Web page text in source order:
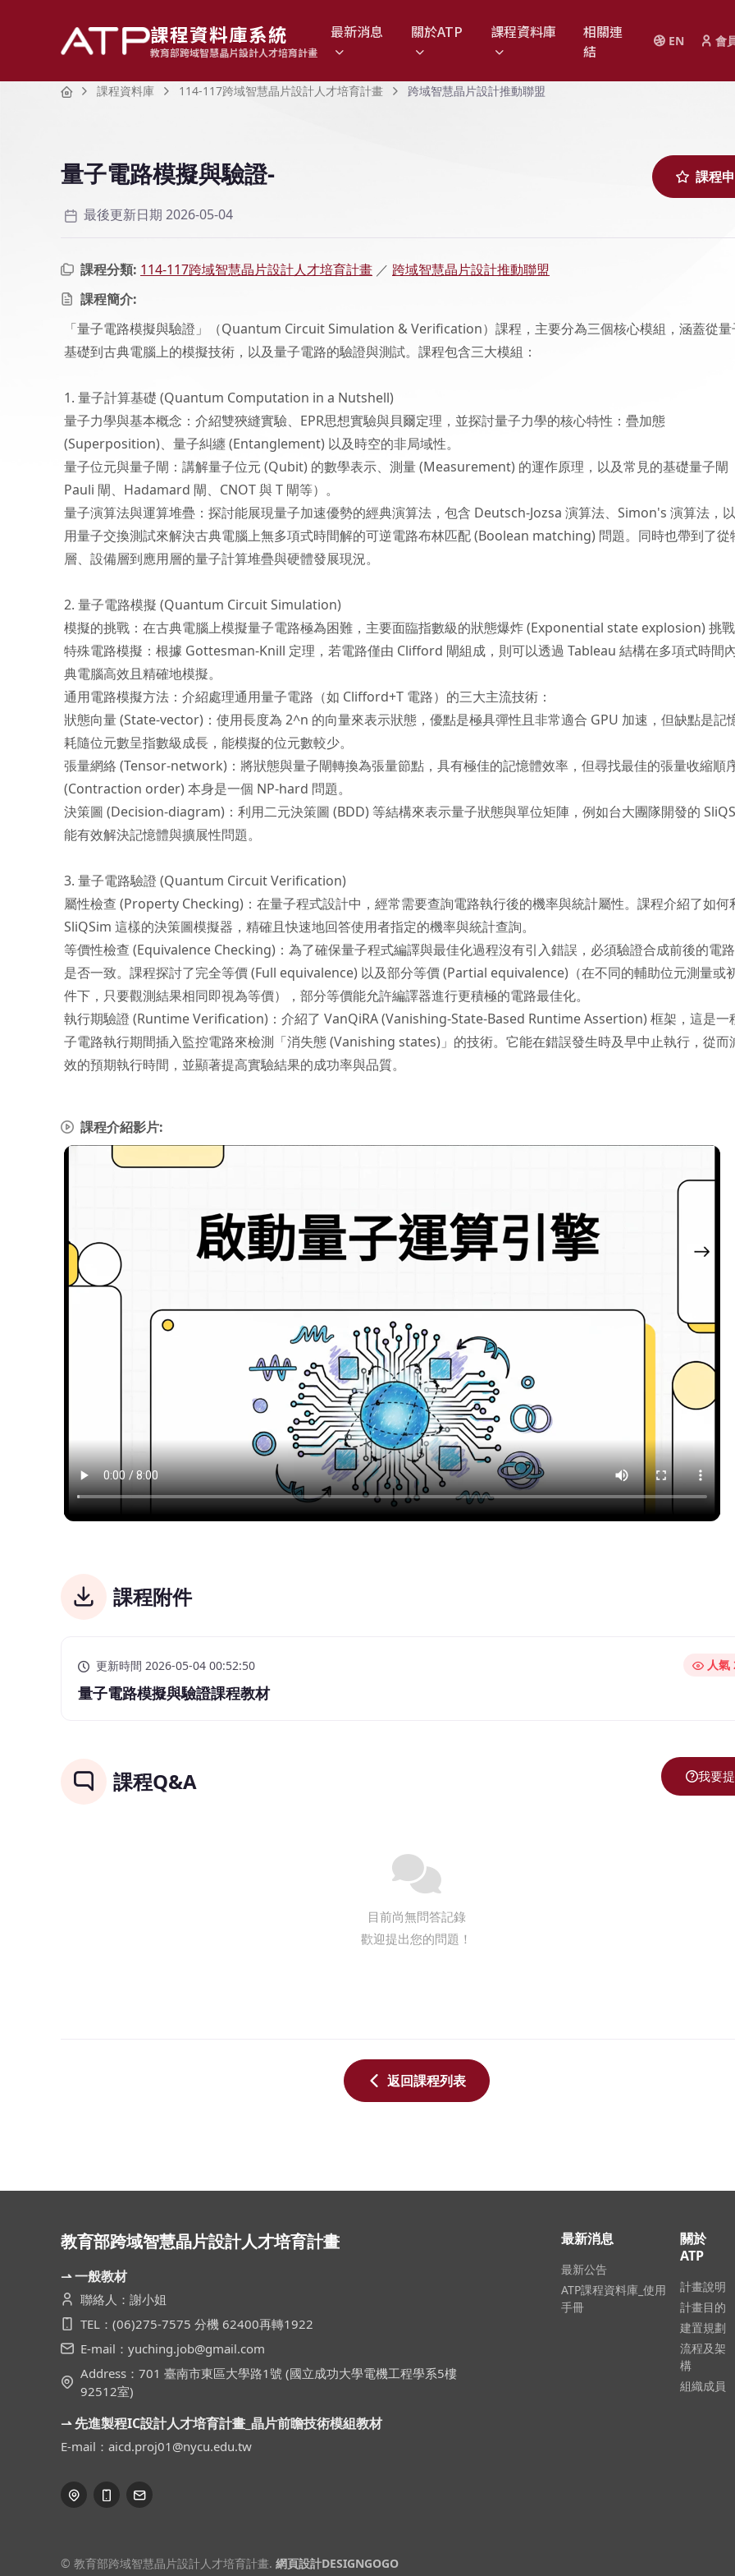
課程資料庫系統
教育部跨域智慧晶片設計人才培育計畫
EN 會
最新消息 關於ATP 課程資料庫
相關連
結
Home課程資料庫 114-117跨域智慧晶片設計人才培育計畫 跨域智慧晶片設計推動聯盟
量子電路模擬與驗證- 課程
最後更新日期 2026-05-04
課程分類: 114-117跨域智慧晶片設計人才培育計畫 ／ 跨域智慧晶片設計推動聯盟
課程簡介:
「量子電路模擬與驗證」（Quantum Circuit Simulation & Verification）課程，主要分為三個核心模組，涵蓋從量
基礎到古典電腦上的模擬技術，以及量子電路的驗證與測試。課程包含三大模組：
1. 量子計算基礎 (Quantum Computation in a Nutshell)
量子力學與基本概念：介紹雙狹縫實驗、EPR思想實驗與貝爾定理，並探討量子力學的核心特性：疊加態
(Superposition)、量子糾纏 (Entanglement) 以及時空的非局域性。
量子位元與量子閘：講解量子位元 (Qubit) 的數學表示、測量 (Measurement) 的運作原理，以及常見的基礎量子閘
Pauli 閘、Hadamard 閘、CNOT 與 T 閘等）。
量子演算法與運算堆疊：探討能展現量子加速優勢的經典演算法，包含 Deutsch-Jozsa 演算法、Simon's 演算法，
用量子交換測試來解決古典電腦上無多項式時間解的可逆電路布林匹配 (Boolean matching) 問題。同時也帶到了從
層、設備層到應用層的量子計算堆疊與硬體發展現況。
2. 量子電路模擬 (Quantum Circuit Simulation)
模擬的挑戰：在古典電腦上模擬量子電路極為困難，主要面臨指數級的狀態爆炸 (Exponential state explosion) 挑
特殊電路模擬：根據 Gottesman-Knill 定理，若電路僅由 Clifford 閘組成，則可以透過 Tableau 結構在多項式時間
典電腦高效且精確地模擬。
通用電路模擬方法：介紹處理通用量子電路（如 Clifford+T 電路）的三大主流技術：
狀態向量 (State-vector)：使用長度為 2^n 的向量來表示狀態，優點是極具彈性且非常適合 GPU 加速，但缺點是記
耗隨位元數呈指數級成長，能模擬的位元數較少。
張量網絡 (Tensor-network)：將狀態與量子閘轉換為張量節點，具有極佳的記憶體效率，但尋找最佳的張量收縮順
(Contraction order) 本身是一個 NP-hard 問題。
決策圖 (Decision-diagram)：利用二元決策圖 (BDD) 等結構來表示量子狀態與單位矩陣，例如台大團隊開發的
能有效解決記憶體與擴展性問題。
3. 量子電路驗證 (Quantum Circuit Verification)
屬性檢查 (Property Checking)：在量子程式設計中，經常需要查詢電路執行後的機率與統計屬性。課程介紹了如何
SliQSim 這樣的決策圖模擬器，精確且快速地回答使用者指定的機率與統計查詢。
等價性檢查 (Equivalence Checking)：為了確保量子程式編譯與最佳化過程沒有引入錯誤，必須驗證合成前後的電
是否一致。課程探討了完全等價 (Full equivalence) 以及部分等價 (Partial equivalence)（在不同的輔助位元測量或
件下，只要觀測結果相同即視為等價），部分等價能允許編譯器進行更積極的電路最佳化。
執行期驗證 (Runtime Verification)：介紹了 VanQiRA (Vanishing-State-Based Runtime Assertion) 框架，這是一
子電路執行期間插入監控電路來檢測「消失態 (Vanishing states)」的技術。它能在錯誤發生時及早中止執行，從而
效的預期執行時間，並顯著提高實驗結果的成功率與品質。
課程介紹影片:
課程附件
更新時間 2026-05-04 00:52:50 人氣
量子電路模擬與驗證課程教材
課程Q&A 我要
目前尚無問答記錄
歡迎提出您的問題！
返回課程列表
先進製程IC設計人才培育計畫_
晶片前瞻技術模組教材
帶隙參考電路設計
2026
洪崇智
微環形調制器
測器 光學共封
Photonics）核心元
術，內容涵蓋 高速光
教育部跨域智慧晶片設計人才培育計畫
⇀ 一般教材
聯絡人：謝小姐
TEL：(06)275-7575 分機 62400再轉1922
E-mail：yuching.job@gmail.com
Address：701 臺南市東區大學路1號 (國立成功大學電機工程學系5樓
92512室)
⇀ 先進製程IC設計人才培育計畫_晶片前瞻技術模組教材
E-mail：aicd.proj01@nycu.edu.tw
最新消息
最新公告
ATP課程資料庫_使用
手冊
關於
ATP
計畫說明
計畫目的
建置規劃
流程及架
構
組織成員
© 教育部跨域智慧晶片設計人才培育計畫. 網頁設計DESIGNGOGO